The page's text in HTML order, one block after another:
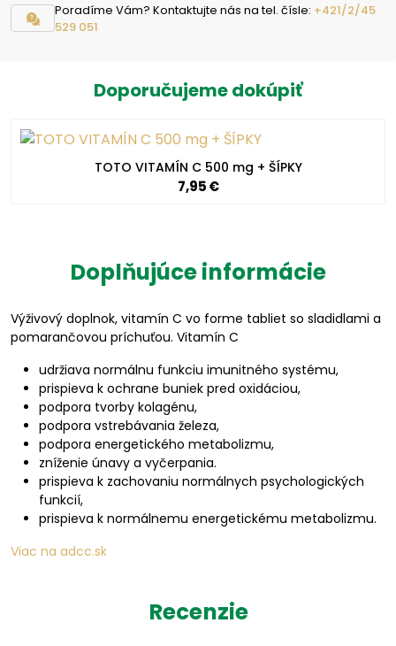
Poradíme Vám? Kontaktujte nás na tel. čísle: +421/2/45
529 051
Doporučujeme dokúpiť
TOTO VITAMÍN C 500 mg + ŠÍPKY
7,95 €
Doplňujúce informácie
Výživový doplnok, vitamín C vo forme tabliet so sladidlami a
pomarančovou príchuťou. Vitamín C
udržiava normálnu funkciu imunitného systému,
prispieva k ochrane buniek pred oxidáciou,
podpora tvorby kolagénu,
podpora vstrebávania železa,
podpora energetického metabolizmu,
zníženie únavy a vyčerpania.
prispieva k zachovaniu normálnych psychologických
funkcií,
prispieva k normálnemu energetickému metabolizmu.
Viac na adcc.sk
Recenzie